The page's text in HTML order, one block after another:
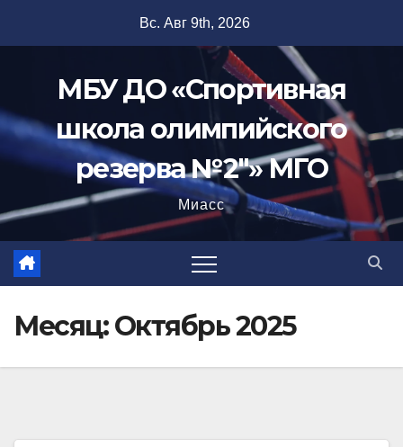
Вс. Авг 9th, 2026
МБУ ДО «Спортивная
школа олимпийского
резерва №2"» МГО
Миасс
Месяц:Октябрь 2025